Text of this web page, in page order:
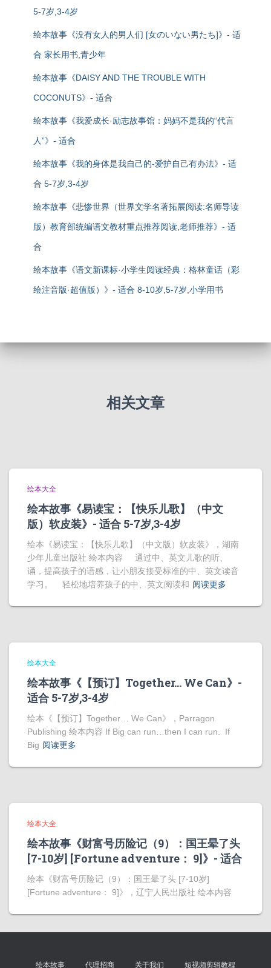
5-7岁,3-4岁
绘本故事《没有女人的男人们 [女のいない男たち]》- 适
合 家长用书,青少年
绘本故事《DAISY AND THE TROUBLE WITH
COCONUTS》- 适合
绘本故事《我爱成长·励志故事馆：妈妈不是我的“代言
人”》- 适合
绘本故事《我的身体是我自己的-爱护自己有办法》- 适
合 5-7岁,3-4岁
绘本故事《悲惨世界（世界文学名著拓展阅读:名师导读
版）教育部统编语文教材重点推荐阅读,老师推荐》- 适
合
绘本故事《语文新课标·小学生阅读经典：格林童话（彩
绘注音版·超值版）》- 适合 8-10岁,5-7岁,小学用书
相关文章
绘本大全
绘本故事《易读宝：【快乐儿歌】（中文
版）软皮装》- 适合 5-7岁,3-4岁
绘本《易读宝：【快乐儿歌】（中文版）软皮装》，湖南
少年儿童出版社 绘本内容 通过中、英文儿歌的听、
诵，提高孩子的语感，让小朋友接受标准的中、英文读音
学习。 轻松地培养孩子的中、英文阅读和 阅读更多
绘本大全
绘本故事《【预订】Together… We Can》-
适合 5-7岁,3-4岁
绘本《【预订】Together… We Can》，Parragon
Publishing 绘本内容 If Big can run…then I can run. If
Big 阅读更多
绘本大全
绘本故事《财富号历险记（9）：国王晕了头
[7-10岁] [Fortune adventure： 9]》- 适合
绘本《财富号历险记（9）：国王晕了头 [7-10岁]
[Fortune adventure： 9]》，辽宁人民出版社 绘本内容
绘本故事 代理招商 关于我们 短视频剪辑教程